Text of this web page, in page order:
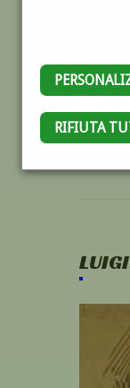
RIFIUTA